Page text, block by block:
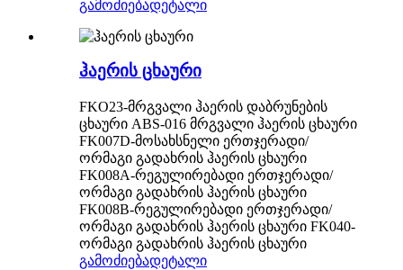
გამოძიებადეტალი
ჰაერის ცხაური
FKO23-მრგვალი ჰაერის დაბრუნების
ცხაური ABS-016 მრგვალი ჰაერის ცხაური
FK007D-მოსახსნელი ერთჯერადი/
ორმაგი გადახრის ჰაერის ცხაური
FK008A-რეგულირებადი ერთჯერადი/
ორმაგი გადახრის ჰაერის ცხაური
FK008B-რეგულირებადი ერთჯერადი/
ორმაგი გადახრის ჰაერის ცხაური FK040-
ორმაგი გადახრის ჰაერის ცხაური
გამოძიებადეტალი